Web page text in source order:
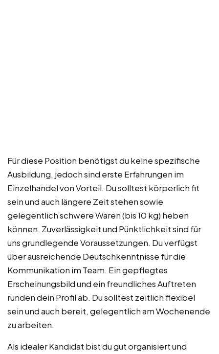
Für diese Position benötigst du keine spezifische
Ausbildung, jedoch sind erste Erfahrungen im
Einzelhandel von Vorteil. Du solltest körperlich fit
sein und auch längere Zeit stehen sowie
gelegentlich schwere Waren (bis 10 kg) heben
können. Zuverlässigkeit und Pünktlichkeit sind für
uns grundlegende Voraussetzungen. Du verfügst
über ausreichende Deutschkenntnisse für die
Kommunikation im Team. Ein gepflegtes
Erscheinungsbild und ein freundliches Auftreten
runden dein Profil ab. Du solltest zeitlich flexibel
sein und auch bereit, gelegentlich am Wochenende
zu arbeiten.
Als idealer Kandidat bist du gut organisiert und